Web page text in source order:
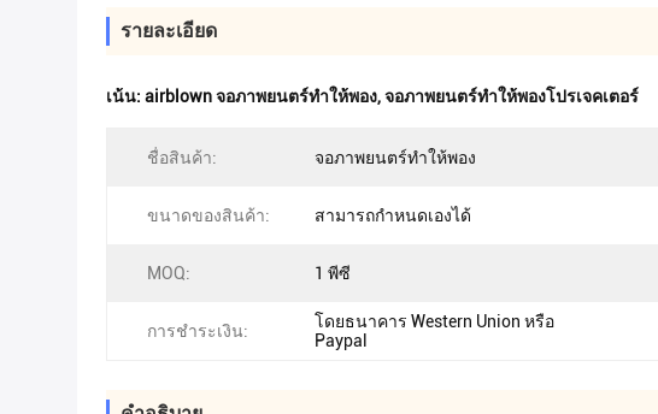
รายละเอียด
เน้น: airblown จอภาพยนตร์ทำให้พอง,จอภาพยนตร์ทำให้พองโปรเจคเตอร์
ชื่อสินค้า: จอภาพยนตร์ทำให้พอง
ขนาดของสินค้า: สามารถกำหนดเองได้
MOQ: 1 พีซี
การชำระเงิน:
โดยธนาคาร Western Union หรือ
Paypal